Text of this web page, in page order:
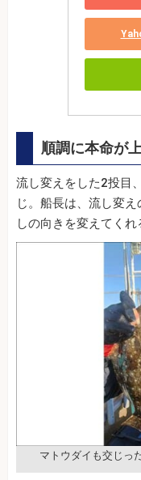
順調に本命が
流し変えをした2投目
じ。船長は、流し変
しの向きを変えてくれ
マトウダイも交じっ